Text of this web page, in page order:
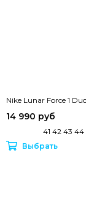
Nike Lunar Force 1
14 990 руб
41 42 43 44
Выбрать